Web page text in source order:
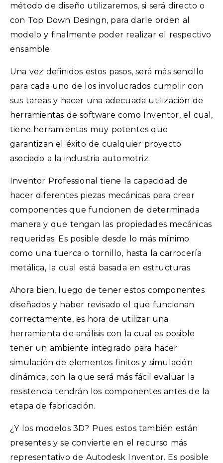
método de diseño utilizaremos, si será directo o
con Top Down Desingn, para darle orden al
modelo y finalmente poder realizar el respectivo
ensamble.
Una vez definidos estos pasos, será más sencillo
para cada uno de los involucrados cumplir con
sus tareas y hacer una adecuada utilización de
herramientas de software como Inventor, el cual,
tiene herramientas muy potentes que
garantizan el éxito de cualquier proyecto
asociado a la industria automotriz.
Inventor Professional tiene la capacidad de
hacer diferentes piezas mecánicas para crear
componentes que funcionen de determinada
manera y que tengan las propiedades mecánicas
requeridas. Es posible desde lo más mínimo
como una tuerca o tornillo, hasta la carrocería
metálica, la cual está basada en estructuras.
Ahora bien, luego de tener estos componentes
diseñados y haber revisado el que funcionan
correctamente, es hora de utilizar una
herramienta de análisis con la cual es posible
tener un ambiente integrado para hacer
simulación de elementos finitos y simulación
dinámica, con la que será más fácil evaluar la
resistencia tendrán los componentes antes de la
etapa de fabricación.
¿Y los modelos 3D? Pues estos también están
presentes y se convierte en el recurso más
representativo de Autodesk Inventor. Es posible